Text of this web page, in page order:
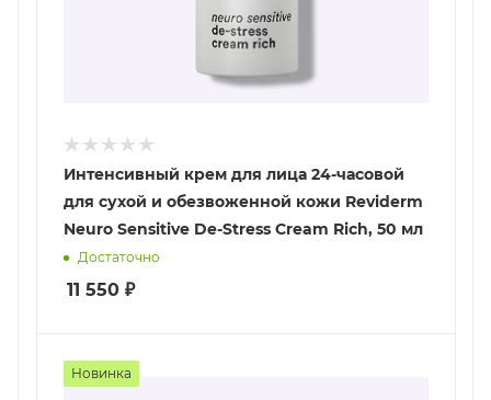
Интенсивный крем для лица 24-часовой
для сухой и обезвоженной кожи Reviderm
Neuro Sensitive De-Stress Cream Rich, 50 мл
Достаточно
11 550 ₽
Новинка